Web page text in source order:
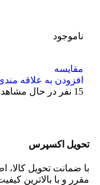
ناموجود
مقایسه
افزودن به علاقه
15 نفر در حال
تحویل اکسپرس
با ضمانت تحویل
مقرر و با بالاترین